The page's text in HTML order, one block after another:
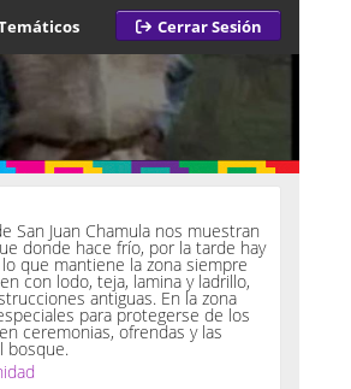
Cerrar Sesión
San Juan Chamula nos muestran
donde hace frío, por la tarde hay
que mantiene la zona siempre
con lodo, teja, lamina y ladrillo,
antiguas. En la zona
para protegerse de los
ceremonias, ofrendas y las
bosque.